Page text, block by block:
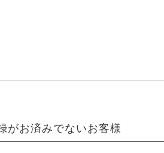
がお済みでないお客様